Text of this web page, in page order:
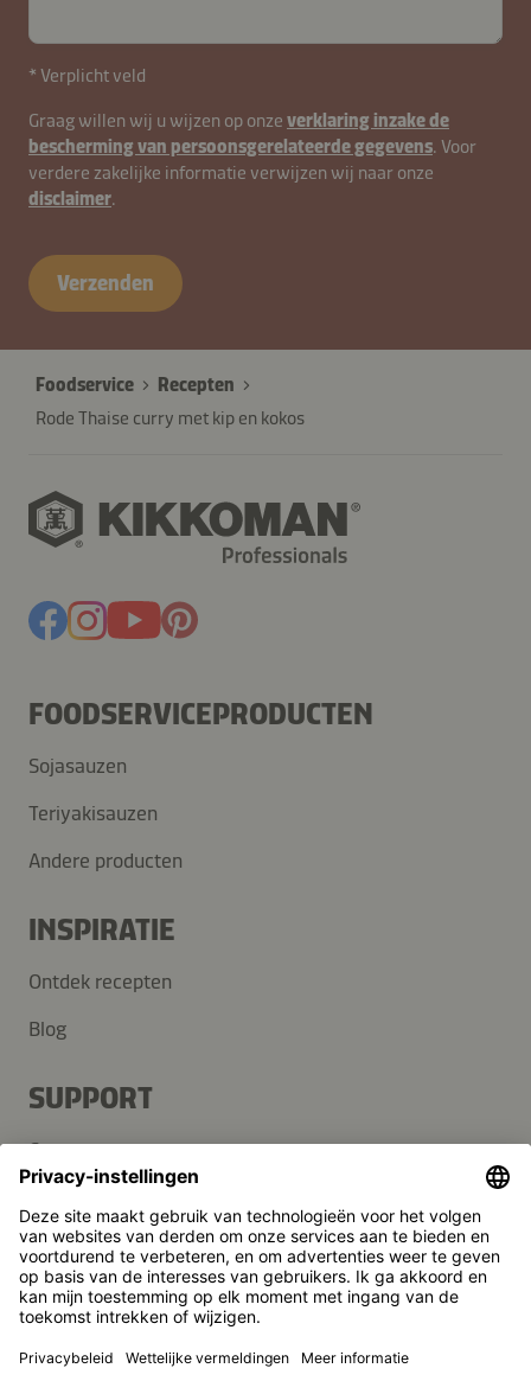
* Verplicht veld
Graag willen wij u wijzen op onze verklaring inzake de
bescherming van persoonsgerelateerde gegevens. Voor
verdere zakelijke informatie verwijzen wij naar onze
disclaimer.
Verzenden
Foodservice
Recepten
Rode Thaise curry met kip en kokos
FOODSERVICEPRODUCTEN
Sojasauzen
Teriyakisauzen
Andere producten
INSPIRATIE
Ontdek recepten
Blog
SUPPORT
Contact
Media
Kikkoman is een geregistreerd handelsmerk van Kikkoman
Corporation, Japan.